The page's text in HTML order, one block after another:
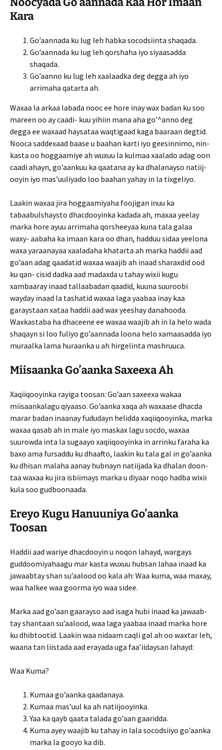
Kara
Go’aannada ku lug leh habka socodsiinta shaqada.
Go’aannada ku lug leh qorshaha iyo siyaasadda
shaqada.
Go’aanno ku lug leh xaalaadka deg degga ah iyo
arrimaha qatarta ah.
Waxaa la arkaa labada nooc ee hore inay wax badan ku soo
mareen oo ay caadi- kuu yihiin mana aha go’^anno deg
degga ee waxaad haysataa waqtigaad kaga baaraan degtid.
Nooca saddexaad baase u baahan karti iyo geesinnimo, nin-
kasta oo hoggaamiye ah wuxuu la kulmaa xaalado adag oon
caadi ahayn, go’aankuu ka qaatana ay ka dhalanayso natiij-
ooyin iyo mas’uuliyado loo baahan yahay in la tixgeliyo.
Laakin waxaa jira hoggaamiyaha foojigan inuu ka
tabaabulshaysto dhacdooyinka kadada ah, maxaa yeelay
marka hore ayuu arrimaha qorsheeyaa kuna tala galaa
waxy- aabaha ka imaan kara oo dhan, hadduu sidaa yeelona
waxa yaraanayaa xaaladaha khatarta ah marka haddii aad
go’aan adag qaadatid waxaa waajib ah inaad sharaxdid ood
ku qan- cisid dadka aad madaxda u tahay wixii kugu
xambaaray inaad tallaabadan qaadid, kuuna suuroobi
wayday inaad la tashatid waxaa laga yaabaa inay kaa
garaystaan xataa haddii aad wax yeeshay danahooda.
Waxkastaba ha dhaceene ee waxaa waajib ah in la helo wada
shaqayn si loo fuliyo go’aan­nada loona helo xamaasadda iyo
muraalka lama huraanka u ah hirgelinta mashruuca.
Miisaanka Go’aanka Saxeexa Ah
Xaqiiqooyinka rayiga toosan: Go’aan saxeexa wakaa
miisaankalagu qiyaaso. Go’aanka xaqa ah waxaase dhacda
marar badan inaanay fududayn helidda xaqiiqooyinka, marka
waxaa qasab ah in male iyo maskax lagu socdo, waxaa
suurowda inta la sugaayo xaqiiqooyinka in arrinku faraha ka
baxo ama fursaddu ku dhaafto, laakin ku tala gal in go’aanka
ku dhisan malaha aanay hubnayn natiijada ka dhalan doon­
taa waxaa ku jira isbiimays marka u diyaar noqo hadba wixii
kula soo gudboonaada.
Ereyo Kugu Hanuuniya Go’aanka
Toosan
Haddii aad wariye dhacdooyin u noqon Iahayd, wargays
guddoomiyahaagu mar kasta wuxuu hubsan lahaa inaad ka
jawaabtay shan su’aalood oo kala ah: Waa kuma, waa maxay,
waa halkee waa goorma iyo waa sidee.
Marka aad go’aan gaarayso aad isaga hubi inaad ka jawaab­
tay shantaan su’aalood, waa laga yaabaa inaad marka hore
ku dhibtootid. Laakin waa nidaam caqli gal ah oo waxtar leh,
waana tan liistada aad erayada uga faa’iidaysan Iahayd:
Waa Kuma?
Kumaa go’aanka qaadanaya.
Kumaa mas’uul ka ah natiijooyinka.
Yaa ka qayb qaata talada go’aan gaaridda.
Kuma ayey waajib ku tahay in lala socodsiiyo go’aanka
marka la gooyo ka dib.